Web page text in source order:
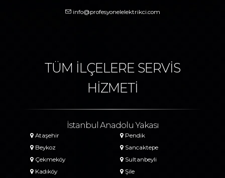
info@profesyonelelektrikci.com
TÜM İLÇELERE SERVİS
HİZMETİ
İstanbul Anadolu Yakası
Ataşehir
Beykoz
Çekmeköy
Kadıköy
Pendik
Sancaktepe
Sultanbeyli
Şile